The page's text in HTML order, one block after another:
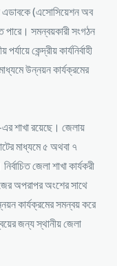
এডাবকে (এসোসিয়েশন অব
পারে। সমন্বয়কারী সংগঠন
কেন্দ্রীয় কার্যনির্বাহী
উন্নয়ন কার্যক্রমের
এর শাখা রয়েছে। জেলায়
মাধ্যমে ৫ অথবা ৭
জেলা শাখা কার্যকরী
অপরাপর অংশের সাথে
কার্যক্রমের সমন্বয় করে
জন্য স্থানীয় জেলা